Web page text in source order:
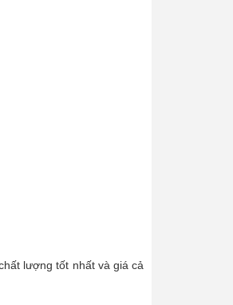
lượng tốt nhất và giá cả